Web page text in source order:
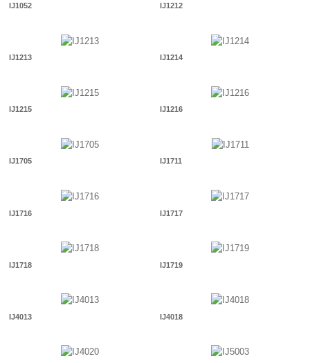
IJ1052 IJ1212
IJ1213 IJ1214
IJ1215 IJ1216
IJ1705 IJ1711
IJ1716 IJ1717
IJ1718 IJ1719
IJ4013 IJ4018